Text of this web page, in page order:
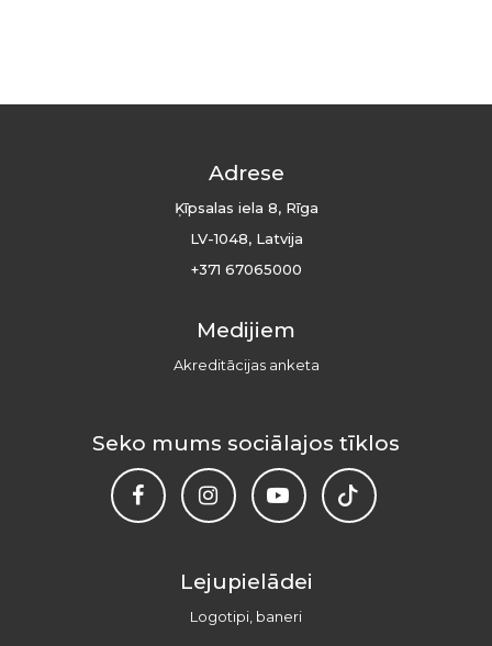
Adrese
Ķīpsalas iela 8, Rīga
LV-1048, Latvija
+371 67065000
Medijiem
Akreditācijas anketa
Seko mums sociālajos tīklos
Lejupielādei
Logotipi, baneri